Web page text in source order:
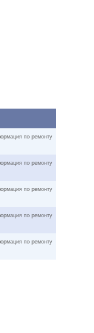
по ремонту
по ремонту
по ремонту
по ремонту
по ремонту